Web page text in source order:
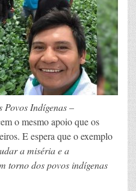
Indígenas –
o mesmo apoio que os
E espera que o exemplo
a miséria e a
torno dos povos indígenas